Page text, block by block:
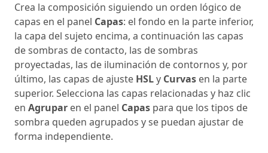
Crea la composición siguiendo un orden lógico de
capas en el panel Capas: el fondo en la parte inferior,
la capa del sujeto encima, a continuación las capas
de sombras de contacto, las de sombras
proyectadas, las de iluminación de contornos y, por
último, las capas de ajuste HSLy Curvas en la parte
superior. Selecciona las capas relacionadas y haz clic
en Agrupar en el panel Capas para que los tipos de
sombra queden agrupados y se puedan ajustar de
forma independiente.